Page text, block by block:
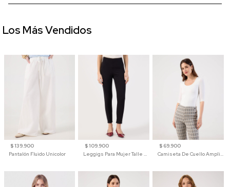
$ 139.900
Pantalón Fluido Unicolor
$ 109.900
Leggigs Para Mujer Talle Alto Liso
$ 69.900
Camiseta De Cuello Amplio Y Manga 3/4 Para Mujer
Los Más Vendidos